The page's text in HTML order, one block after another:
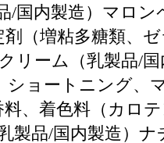
国内製造）マロ
（増粘多糖類、ゼ
リーム（乳製品/
ョートニング、
、着色料（カロテ
品/国内製造）